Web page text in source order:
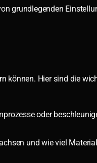
grundlegenden
können. Hier sind die
oder
und wie viel